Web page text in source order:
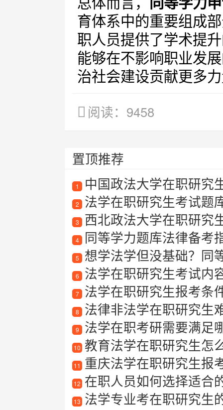
育体系中的重要组成
职人员提供了学术提
能够在不影响职业发
治社会建设贡献更多
阅读：9458
置顶推荐
1 中国政法大学在职研究
2 法学在职研究生考试题
3 西北政法大学在职研究
4 同等学力题库法律备考
5 想学法学但没基础？同等
6 法学在职研究生考试内
7 法学在职研究生报考条
8 法律非法学在职研究生
9 法学在职考研需要满足
10 教育法学在职研究生怎
11 重庆法学在职研究生报考指
12 在职人员如何选择适合
13 法学专业考在职研究生